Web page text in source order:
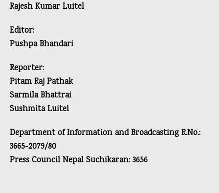
Rajesh Kumar Luitel
Editor:
Pushpa Bhandari
Reporter:
Pitam Raj Pathak
Sarmila Bhattrai
Sushmita Luitel
Department of Information and Broadcasting R.No.:
3665-2079/80
Press Council Nepal Suchikaran: 3656